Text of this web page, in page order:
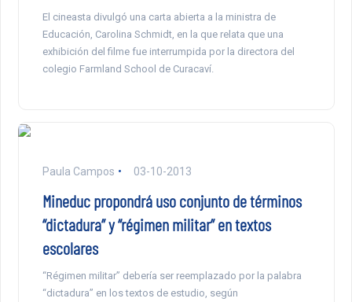
El cineasta divulgó una carta abierta a la ministra de
Educación, Carolina Schmidt, en la que relata que una
exhibición del filme fue interrumpida por la directora del
colegio Farmland School de Curacaví.
Paula Campos 03-10-2013
Mineduc propondrá uso conjunto de términos
“dictadura” y “régimen militar” en textos
escolares
“Régimen militar” debería ser reemplazado por la palabra
“dictadura” en los textos de estudio, según